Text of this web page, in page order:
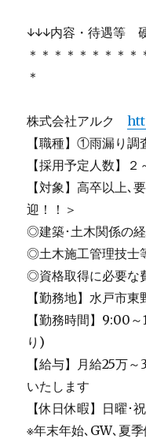
↓↓↓内容・待遇等
＊＊＊＊＊＊＊＊＊
＊
株式会社アルク
【職種】①雨漏り
【採用予定人数】２
【対象】高卒以上
迎！！＞
◎建築･土木関係の経
◎土木施工管理技士
◎資格取得に必要な
【勤務地】水戸市
【勤務時間】9:00
り)
【給与】月給25万
いたします
【休日休暇】日曜･
※年末年始､GW､夏季